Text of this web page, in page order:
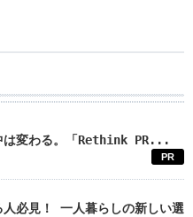
は変わる。「Rethink PR...
PR
人必見！ 一人暮らしの新しい選